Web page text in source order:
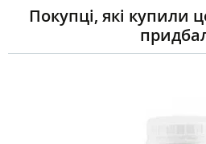
Покупці, які купили